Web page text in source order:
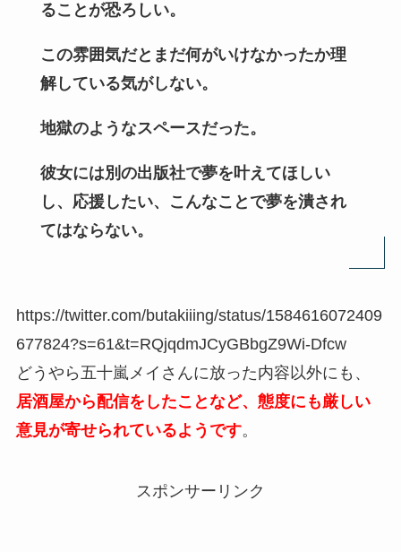
ることが恐ろしい。
この雰囲気だとまだ何がいけなかったか理
解している気がしない。
地獄のようなスペースだった。
彼女には別の出版社で夢を叶えてほしい
し、応援したい、こんなことで夢を潰され
てはならない。
https://twitter.com/butakiiing/status/1584616072409
677824?s=61&t=RQjqdmJCyGBbgZ9Wi-Dfcw
どうやら五十嵐メイさんに放った内容以外にも、
居酒屋から配信をしたことなど、態度にも厳しい
意見が寄せられているようです。
スポンサーリンク